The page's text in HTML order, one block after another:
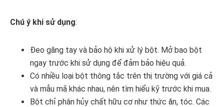
Chú ý khi sử dụng:
Đeo găng tay và bảo hộ khi xử lý bột. Mở bao bột
ngay trước khi sử dụng để đảm bảo hiệu quả.
Có nhiều loại bột thông tắc trên thị trường với giá cả
và mẫu mã khác nhau, nên tìm hiểu kỹ trước khi mua.
Bột chỉ phân hủy chất hữu cơ như thức ăn, tóc. Các